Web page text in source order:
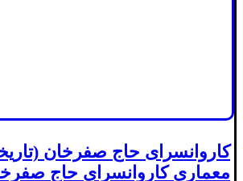
کاروانسرای حاج صفرخان
معماری کاروانسرای حاج